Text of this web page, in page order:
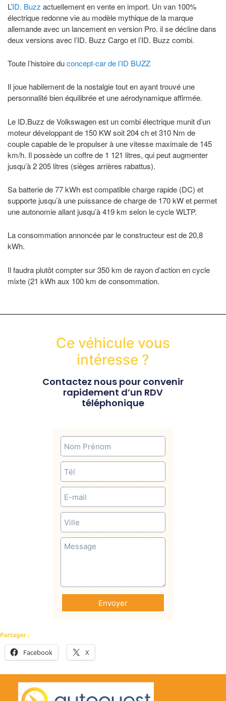
L’ID. Buzz actuellement en vente en import. Un van 100%
électrique redonne vie au modèle mythique de la marque
allemande avec un lancement en version Pro. il se décline dans
deux versions avec l’ID. Buzz Cargo et l’ID. Buzz combi.
Toute l’histoire duconcept-car de l’ID BUZZ
Il joue habilement de la nostalgie tout en ayant trouvé une
personnalité bien équilibrée et une aérodynamique affirmée.
Le ID.Buzz de Volkswagen est un combi électrique munit d’un
moteur développant de 150 KW soit 204 ch et 310 Nm de
couple capable de le propulser à une vitesse maximale de 145
km/h. Il possède un coffre de 1 121 litres, qui peut augmenter
jusqu’à 2 205 litres (sièges arrières rabattus).
Sa batterie de 77 kWh est compatible charge rapide (DC) et
supporte jusqu’à une puissance de charge de 170 kW et permet
une autonomie allant jusqu’à 419 km selon le cycle WLTP.
La consommation annoncée par le constructeur est de 20,8
kWh.
Il faudra plutôt compter sur 350 km de rayon d’action en cycle
mixte (21 kWh aux 100 km de consommation.
Ce véhicule vous
intéresse ?
Contactez nous pour convenir
rapidement d’un RDV
téléphonique
Envoyer
Partager :
Facebook X